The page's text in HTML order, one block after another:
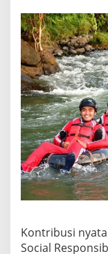
Kontribusi
Social